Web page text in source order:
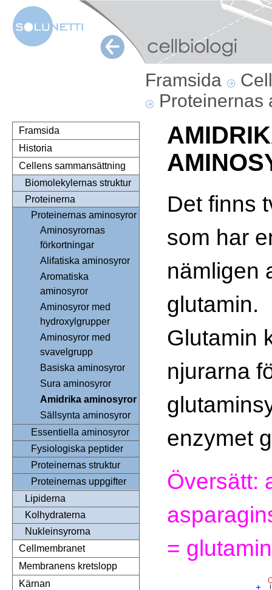
Framsida
Framsida
Historia
Cellens sammansättning
Biomolekylernas struktur
Proteinerna
Proteinernas aminosyror
Aminosyrornas
förkortningar
Alifatiska aminosyror
Aromatiska
aminosyror
Aminosyror med
hydroxylgrupper
Aminosyror med
svavelgrupp
Basiska aminosyror
Sura aminosyror
Amidrika aminosyror
Sällsynta aminosyror
Essentiella aminosyror
Fysiologiska peptider
Proteinernas struktur
Proteinernas uppgifter
Lipiderna
Kolhydraterna
Nukleinsyrorna
Cellmembranet
Membranens kretslopp
Kärnan
Det finns
som har
nämligen
glutamin.
Glutamin
njurarna
enzymet
Översätt:
=